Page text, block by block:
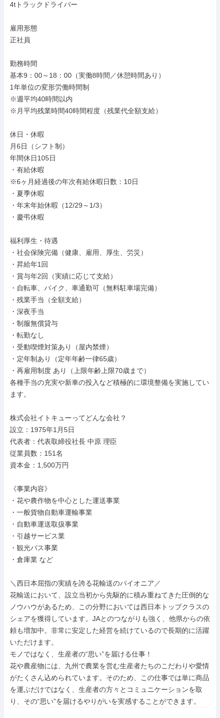
4tトラックドライバー
雇用形態
正社員
勤務時間
基本9：00～18：00（実働8時間／休憩時間あり）
1年単位の変形労働時間制
※週平均40時間以内
※月平均残業時間40時間程度（残業代全額支給）
休日・休暇
月6日（シフト制）
年間休日105日
・有給休暇
※6ヶ月経過後の年次有給休暇日数：10日
・夏季休暇
・年末年始休暇（12/29～1/3）
・慶弔休暇
福利厚生・待遇
・社会保険完備（健康、雇用、厚生、労災）
・昇給年1回
・賞与年2回（実績に応じて支給）
・自転車、バイク、車通勤可（無料駐車場完備）
・残業手当（全額支給）
・深夜手当
・制服無償貸与
・転勤なし
・受動喫煙対策あり（屋内禁煙）
・定年制あり（定年年齢一律65歳）
・再雇用制度 あり（上限年齢上限70歳まで）
各種手当の充実や新車の投入など積極的に環境整備を実施してい
ます。
株式会社イトキューってどんな会社？
設立：1975年1月5日
代表者：代表取締役社長 中原 理臣
従業員数：151名
資本金：1,500万円
《事業内容》
・花や農作物を中心とした運送事業
・一般貨物自動車運輸事業
・自動車運送取扱事業
・引越サービス業
・観光バス事業
・倉庫業 など
＼西日本屈指の実績を誇る花輸送のパイオニア／
花輸送において、設立当初から先駆的に積み重ねてきた圧倒的な
ノウハウがあるため、この分野においては西日本トップクラスの
シェアを獲得しています。JAとのつながりも強く、他県からの依
頼も増加中。非常に安定した経営を続けているので長期的に活躍
いただけます。
モノではなく、生産者の“思い”を届ける仕事！
花や農産物には、九州で農業を営む生産者たちのこだわりや愛情
がたくさん込められています。そのため、この仕事では単に商品
を運ぶだけではなく、生産者の方々とコミュニケーションを取
り、その“思い”を届けるやりがいを実感することができます。